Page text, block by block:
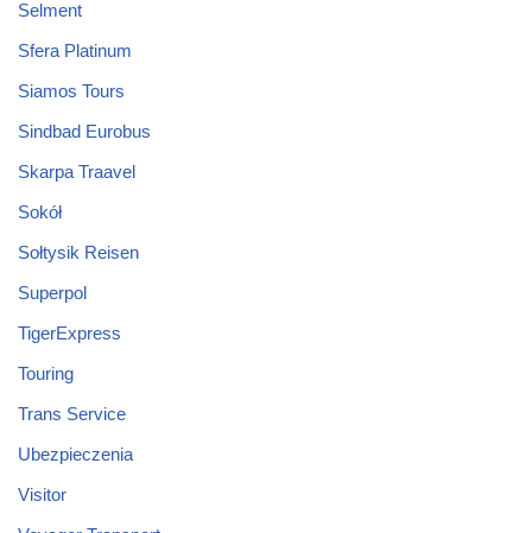
Selment
Sfera Platinum
Siamos Tours
Sindbad Eurobus
Skarpa Traavel
Sokół
Sołtysik Reisen
Superpol
TigerExpress
Touring
Trans Service
Ubezpieczenia
Visitor